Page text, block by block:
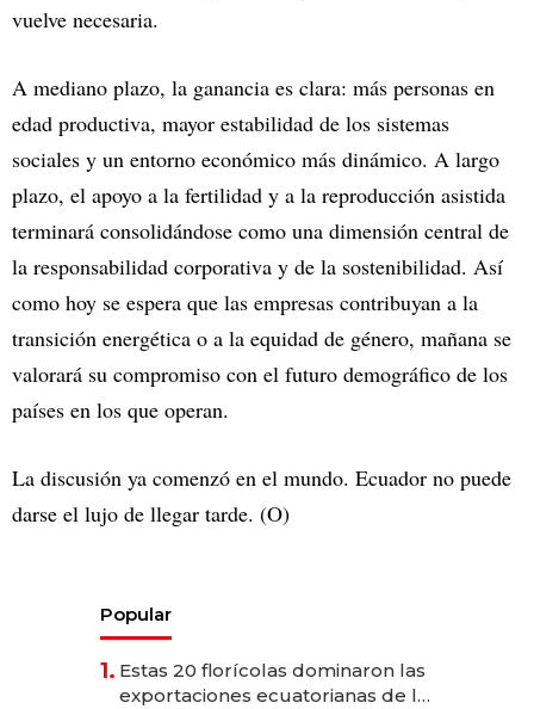
vuelve necesaria.
A mediano plazo, la ganancia es clara: más personas en
edad productiva, mayor estabilidad de los sistemas
sociales y un entorno económico más dinámico. A largo
plazo, el apoyo a la fertilidad y a la reproducción asistida
terminará consolidándose como una dimensión central de
la responsabilidad corporativa y de la sostenibilidad. Así
como hoy se espera que las empresas contribuyan a la
transición energética o a la equidad de género, mañana se
valorará su compromiso con el futuro demográfico de los
países en los que operan.
La discusión ya comenzó en el mundo. Ecuador no puede
darse el lujo de llegar tarde. (O)
Popular
1. Estas 20 florícolas dominaron las
exportaciones ecuatorianas de la